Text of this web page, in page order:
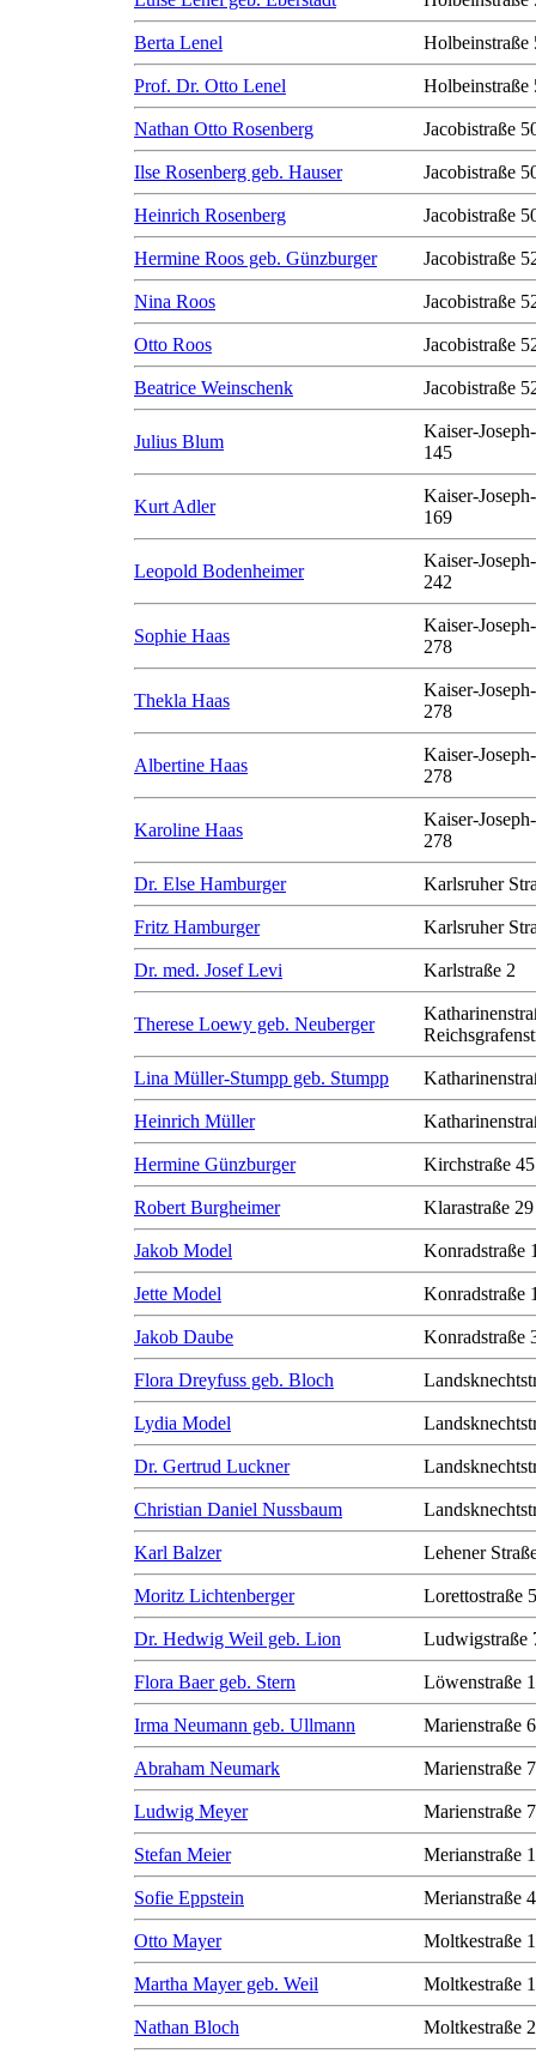
Berta Lenel Holbeinstraße
Prof. Dr. Otto Lenel Holbeinstraße
Nathan Otto Rosenberg Jacobistraße
Ilse Rosenberg geb. Hauser Jacobistraße
Heinrich Rosenberg Jacobistraße
Hermine Roos geb. Günzburger Jacobistraße
Nina Roos Jacobistraße
Otto Roos Jacobistraße
Beatrice Weinschenk Jacobistraße
Julius Blum
Kaiser-
145
Kurt Adler
Kaiser-
169
Leopold Bodenheimer
Kaiser-
242
Sophie Haas
Kaiser-
278
Thekla Haas
Kaiser-
278
Albertine Haas
Kaiser-
278
Karoline Haas
Kaiser-
278
Dr. Else Hamburger Karlsruher
Fritz Hamburger Karlsruher
Dr. med. Josef Levi Karlstraße 2
Therese Loewy geb. Neuberger
Lina Müller-Stumpp geb. Stumpp
Heinrich Müller
Hermine Günzburger Kirchstraße 45
Robert Burgheimer Klarastraße 29
Jakob Model Konradstraße
Jette Model Konradstraße
Jakob Daube Konradstraße
Flora Dreyfuss geb. Bloch
Lydia Model
Dr. Gertrud Luckner
Christian Daniel Nussbaum
Karl Balzer Lehener
Moritz Lichtenberger Lorettostraße
Dr. Hedwig Weil geb. Lion Ludwigstraße
Flora Baer geb. Stern Löwenstraße 1
Irma Neumann geb. Ullmann Marienstraße 6
Abraham Neumark Marienstraße 7
Ludwig Meyer Marienstraße 7
Stefan Meier Merianstraße
Sofie Eppstein Merianstraße
Otto Mayer Moltkestraße
Martha Mayer geb. Weil Moltkestraße
Nathan Bloch Moltkestraße